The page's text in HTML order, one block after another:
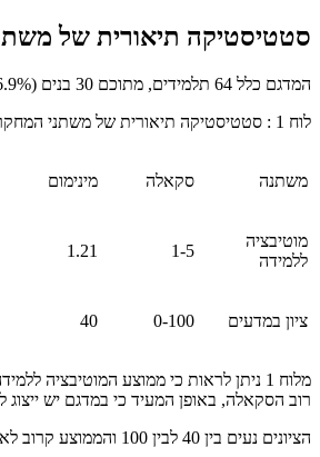
סטטיסטיקה תיאורית של
המדגם כלל 64 תלמידים, מתוכם 30 בנים (46.9%) ו-34 בנות (53.1%). ראשית נבדקו הרמות של המשתנים באופן כללי במדגם. לוח 1 מציג סטטיסטיקה תיאורית של משתני המחקר:
לוח 1 : סטטיסטיקה תיאורית של משתני המחקר
משתנה סקאלה מינימום
מוטיבציה
ללמידה
1-5
1.21
ציון במדעים 0-100
40
מלוח 1 ניתן לראות כי ממוצע
רוב הסקאלה, באופן המעיד כי במדגם יש
הציונים נעים בין 40 לבין 100 והממוצע קרוב לאמצע של טווח זה, באופן המעיד כי המבחן מותאם לרמת התלמידים, שאם לא כן רוב הציונים היו מרוכזים בחלק העליון או התחתון של התפלגות הציונים.